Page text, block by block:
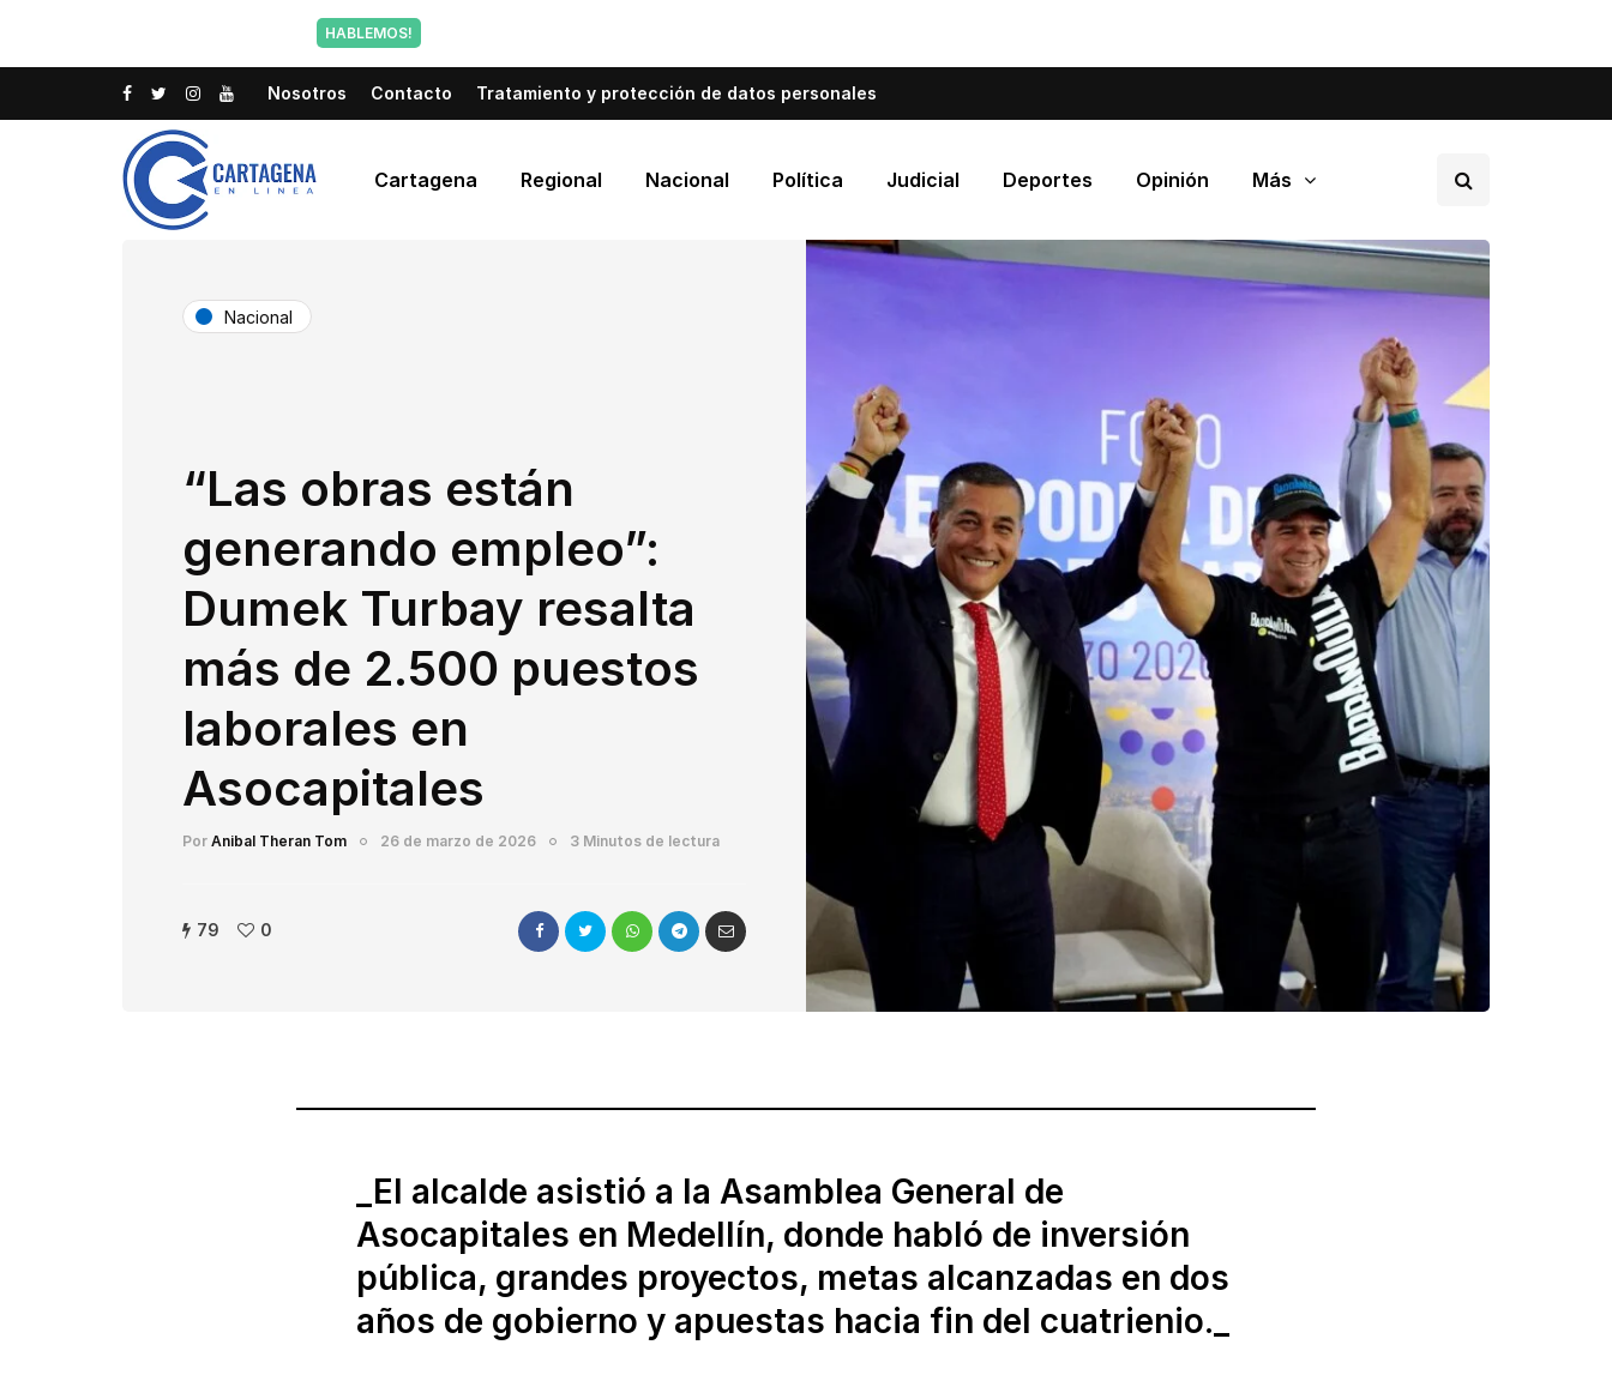
HABLEMOS!
Nosotros Contacto Tratamiento y protección de datos personales
Cartagena Regional Nacional Política Judicial Deportes Opinión Más
Nacional
“Las obras están
generando empleo”:
Dumek Turbay resalta
más de 2.500 puestos
laborales en
Asocapitales
Por Anibal Theran Tom 26 de marzo de 2026 3 Minutos de lectura
79 0
_El alcalde asistió a la Asamblea General de
Asocapitales en Medellín, donde habló de inversión
pública, grandes proyectos, metas alcanzadas en dos
años de gobierno y apuestas hacia fin del cuatrienio._